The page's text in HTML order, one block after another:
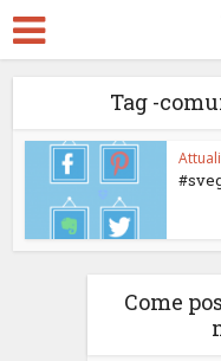
Tag -
Come